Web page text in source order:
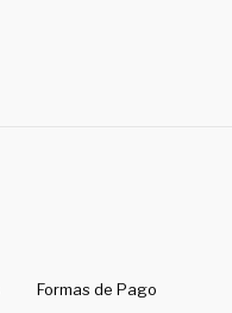
Formas de Pago